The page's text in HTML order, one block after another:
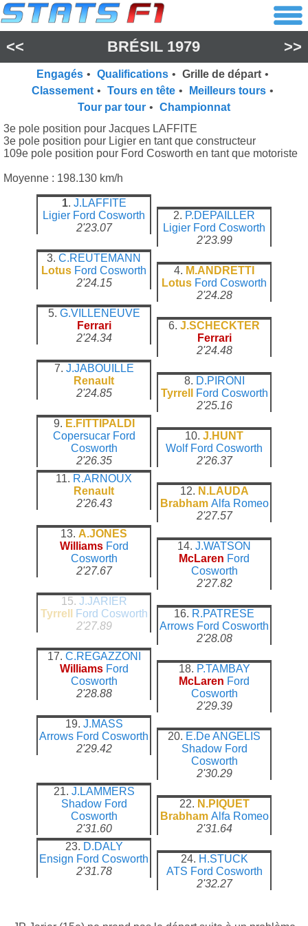
<< BRÉSIL 1979 >>
Engagés • Qualifications • Grille de départ •
Classement • Tours en tête • Meilleurs tours •
Tour par tour • Championnat
3e pole position pour Jacques LAFFITE
3e pole position pour Ligier en tant que constructeur
109e pole position pour Ford Cosworth en tant que motoriste
Moyenne : 198.130 km/h
1. J.LAFFITE
Ligier Ford Cosworth
2'23.07
2. P.DEPAILLER
Ligier Ford Cosworth
2'23.99
3. C.REUTEMANN
Lotus Ford Cosworth
2'24.15
4. M.ANDRETTI
Lotus Ford Cosworth
2'24.28
5. G.VILLENEUVE
Ferrari
2'24.34
6. J.SCHECKTER
Ferrari
2'24.48
7. J.JABOUILLE
Renault
2'24.85
8. D.PIRONI
Tyrrell
Ford Cosworth
2'25.16
9. E.FITTIPALDI
Copersucar Ford
Cosworth
2'26.35
10. J.HUNT
Wolf Ford Cosworth
2'26.37
11. R.ARNOUX
Renault
2'26.43
12. N.LAUDA
Brabham Alfa Romeo
2'27.57
13. A.JONES
Williams Ford
Cosworth
2'27.67
14. J.WATSON
McLaren Ford
Cosworth
2'27.82
15. J.JARIER
Tyrrell
Ford Cosworth
2'27.89
16. R.PATRESE
Arrows Ford Cosworth
2'28.08
17. C.REGAZZONI
Williams Ford
Cosworth
2'28.88
18. P.TAMBAY
McLaren Ford
Cosworth
2'29.39
19. J.MASS
Arrows Ford Cosworth
2'29.42
20. E.De ANGELIS
Shadow Ford
Cosworth
2'30.29
21. J.LAMMERS
Shadow Ford
Cosworth
2'31.60
22. N.PIQUET
Brabham Alfa Romeo
2'31.64
23. D.DALY
Ensign Ford Cosworth
2'31.78
24. H.STUCK
ATS Ford Cosworth
2'32.27